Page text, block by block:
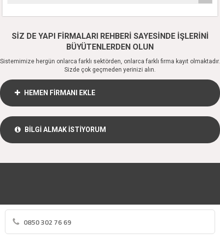
SİZ DE YAPI FİRMALARI REHBERİ SAYESİNDE İŞLERİNİ
BÜYÜTENLERDEN OLUN
Sistemimize hergün onlarca farklı sektörden, onlarca farklı firma kayıt olmaktadır.
Sizde çok geçmeden yerinizi alın.
HEMEN FİRMANI EKLE
BİLGİ ALMAK İSTİYORUM
0850 302 76 69